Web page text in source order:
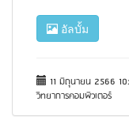
อัลบั้ม
11 มิถุนายน 2566
วิทยาการคอมพิวเตอร์